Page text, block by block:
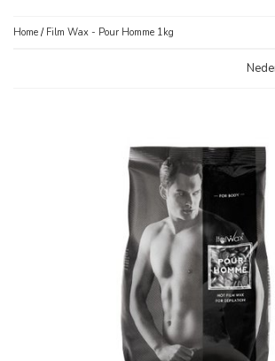
Home / Film Wax - Pour Homme 1kg